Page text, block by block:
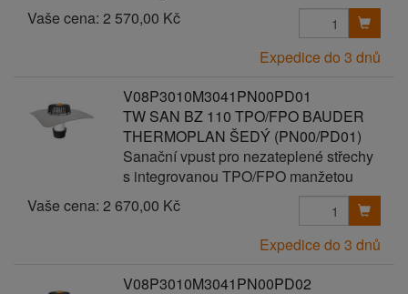
Vaše cena: 2 570,00 Kč
Expedice do 3 dnů
V08P3010M3041PN00PD01
TW SAN BZ 110 TPO/FPO BAUDER
THERMOPLAN ŠEDÝ (PN00/PD01)
Sanační vpust pro nezateplené střechy
s integrovanou TPO/FPO manžetou
Vaše cena: 2 670,00 Kč
Expedice do 3 dnů
V08P3010M3041PN00PD02